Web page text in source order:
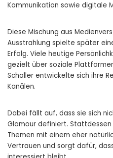
Kommunikation sowie digitale
Diese Mischung aus
Ausstrahlung spielte später
Erfolg. Viele heutige
gezielt über soziale
Schaller entwickelte sich ihre
Kanälen.
Dabei fällt auf, dass sie sich
Glamour definiert.
Themen mit einem eher
Vertrauen und sorgt dafür,